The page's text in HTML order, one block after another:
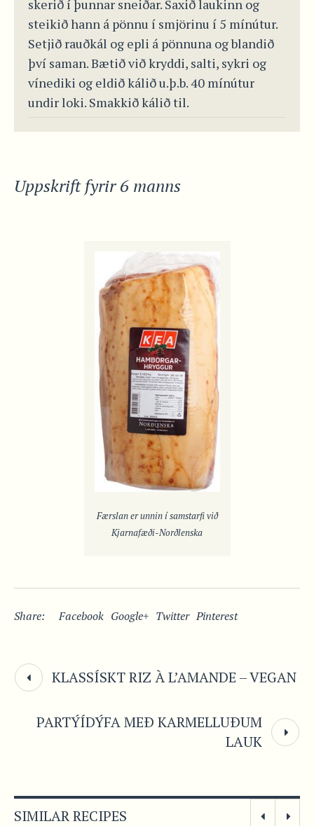
skerið í þunnar sneiðar. Saxið laukinn og
steikið hann á pönnu í smjörinu í 5 mínútur.
Setjið rauðkál og epli á pönnuna og blandið
því saman. Bætið við kryddi, salti, sykri og
vínediki og eldið kálið u.þ.b. 40 mínútur
undir loki. Smakkið kálið til.
Uppskrift fyrir 6 manns
Færslan er unnin í samstarfi við
Kjarnafæði-Norðlenska
Share: Facebook Google+ Twitter Pinterest
KLASSÍSKT RIZ À L’AMANDE – VEGAN
PARTÝÍDÝFA MEÐ KARMELLUÐUM
LAUK
SIMILAR RECIPES